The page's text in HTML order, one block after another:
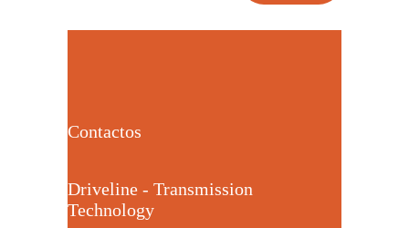
Contactos
Driveline - Transmission
Technology